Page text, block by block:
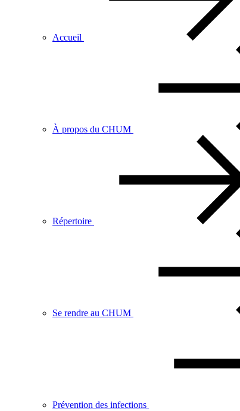
Accueil
À propos du CHUM
Répertoire
Se rendre au CHUM
Prévention des infections